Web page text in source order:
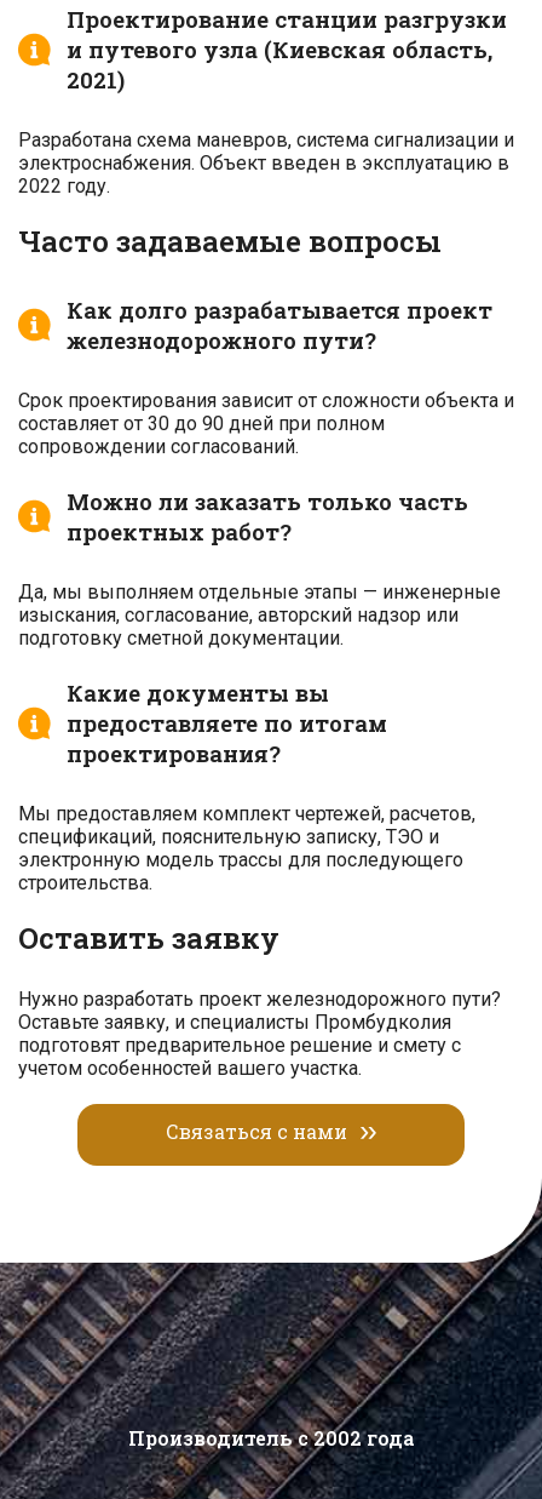
Проектирование станции разгрузки
и путевого узла (Киевская область,
2021)
Разработана схема маневров, система сигнализации и
электроснабжения. Объект введен в эксплуатацию в
2022 году.
Часто задаваемые вопросы
Как долго разрабатывается проект
железнодорожного пути?
Срок проектирования зависит от сложности объекта и
составляет от 30 до 90 дней при полном
сопровождении согласований.
Можно ли заказать только часть
проектных работ?
Да, мы выполняем отдельные этапы — инженерные
изыскания, согласование, авторский надзор или
подготовку сметной документации.
Какие документы вы
предоставляете по итогам
проектирования?
Мы предоставляем комплект чертежей, расчетов,
спецификаций, пояснительную записку, ТЭО и
электронную модель трассы для последующего
строительства.
Оставить заявку
Нужно разработать проект железнодорожного пути?
Оставьте заявку, и специалисты Промбудколия
подготовят предварительное решение и смету с
учетом особенностей вашего участка.
Связаться с нами
Производитель с 2002 года